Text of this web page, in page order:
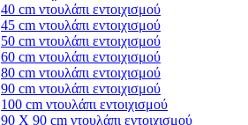
40 cm ντουλάπι εντοιχισμού
45 cm ντουλάπι εντοιχισμού
50 cm ντουλάπι εντοιχισμού
60 cm ντουλάπι εντοιχισμού
80 cm ντουλάπι εντοιχισμού
90 cm ντουλάπι εντοιχισμού
100 cm ντουλάπι εντοιχισμού
90 Χ 90 cm ντουλάπι εντοιχισμού